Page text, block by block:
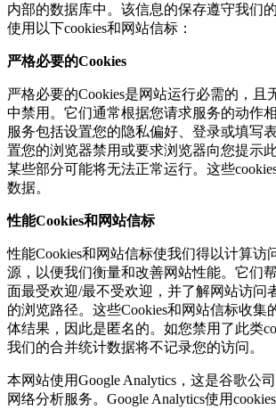
内部的数据库中。该信息的保存遵守我们
使用以下cookies和网站信标：
严格必要的Cookies
严格必要的Cookies是网站运行必需的，且
中禁用。它们通常根据您请求服务的动作
服务包括设置您的隐私偏好、登录或填写
置您的浏览器禁用或要求浏览器向您提示
某些部分可能将无法正常运行。这些
数据。
性能Cookies和网站信标
性能Cookies和网站信标使我们得以计算访
源，以便我们衡量和改善网站性能。它们
面最受欢迎/最不受欢迎，并了解网站访问
的浏览路径。这些Cookies和网站信标收集
体结果，因此是匿名的。如您禁用了此类
我们的合并统计数据将不记录您的访问。
本网站使用Google Analytics，这是谷歌公
网络分析服务。Google Analytics使用